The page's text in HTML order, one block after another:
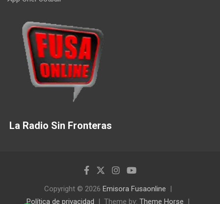
La Radio Sin Fronteras
Copyright © 2026 Emisora Fusaonline
Política de privacidad
Theme by: Theme Horse